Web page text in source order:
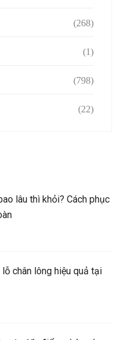
(268)
(1)
(798)
(22)
lâu thì khỏi? Cách phục
chân lông hiệu quả tại